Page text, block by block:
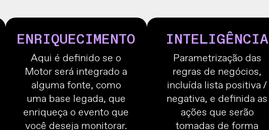
ENRIQUECIMENTO
Aqui é definido se o
Motor será integrado a
alguma fonte, como
uma base legada, que
enriqueça o evento que
você deseja monitorar.
INTELIGÊNCIA
Parametrização das
regras de negócios,
incluída lista positiva /
negativa, e definida as
ações que serão
tomadas de forma